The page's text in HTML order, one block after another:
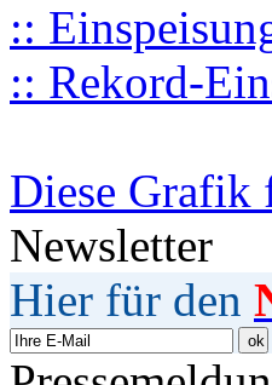
::
:: Rekord-
Diese Grafik
Newsletter
Hier für den